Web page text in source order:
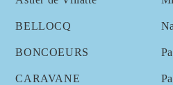
BELLOCQ
BONCOEURS
CARAVANE